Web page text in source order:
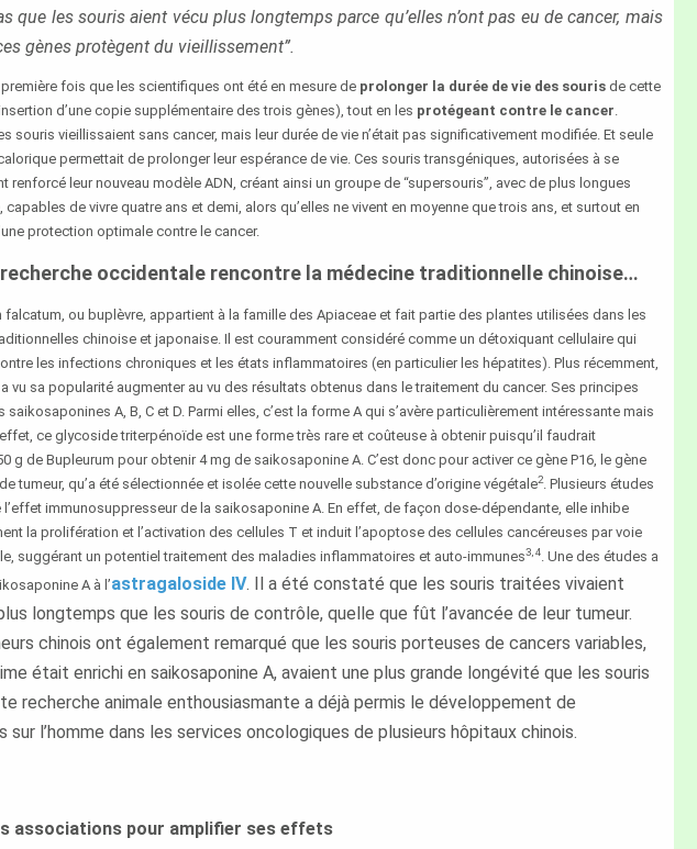
que les souris aient vécu plus longtemps parce qu’elles n’ont pas eu de cancer, mais
gènes protègent du vieillissement”.
première fois que les scientifiques ont été en mesure deprolonger la durée de vie des sourisde cette
d’une copie supplémentaire des trois gènes), tout en les protégeant contre le cancer.
souris vieillissaient sans cancer, mais leur durée de vie n’était pas significativement modifiée. Et seule
permettait de prolonger leur espérance de vie. Ces souris transgéniques, autorisées à se
renforcé leur nouveau modèle ADN, créant ainsi un groupe de “supersouris”, avec de plus longues
capables de vivre quatre ans et demi, alors qu’elles ne vivent en moyenne que trois ans, et surtout en
protection optimale contre le cancer.
recherche occidentale rencontre la médecine traditionnelle chinoise…
falcatum, ou buplèvre, appartient à la famille des Apiaceae et fait partie des plantes utilisées dans les
chinoise et japonaise. Il est couramment considéré comme un détoxiquant cellulaire qui
les infections chroniques et les états inflammatoires (en particulier les hépatites). Plus récemment,
a vu sa popularité augmenter au vu des résultats obtenus dans le traitement du cancer. Ses principes
saikosaponines A, B, C et D. Parmi elles, c’est la forme A qui s’avère particulièrement intéressante mais
ce glycoside triterpénoïde est une forme très rare et coûteuse à obtenir puisqu’il faudrait
g de Bupleurum pour obtenir 4 mg de saikosaponine A. C’est donc pour activer ce gène P16, le gène
tumeur, qu’a été sélectionnée et isolée cette nouvelle substance d’origine végétale2. Plusieurs études
immunosuppresseur de la saikosaponine A. En effet, de façon dose-dépendante, elle inhibe
la prolifération et l’activation des cellules T et induit l’apoptose des cellules cancéreuses par voie
suggérant un potentiel traitement des maladies inflammatoires et auto-immunes3, 4. Une des études a
A à l’astragaloside IV. Il a été constaté que les souris traitées vivaient
longtemps que les souris de contrôle, quelle que fût l’avancée de leur tumeur.
chinois ont également remarqué que les souris porteuses de cancers variables,
était enrichi en saikosaponine A, avaient une plus grande longévité que les souris
recherche animale enthousiasmante a déjà permis le développement de
sur l’homme dans les services oncologiques de plusieurs hôpitaux chinois.
associations pour amplifier ses effets